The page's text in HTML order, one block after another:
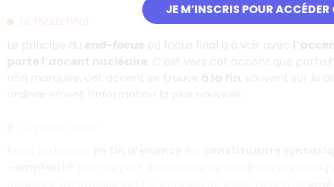
JE M’INSCRIS POUR
Le focus final
Le principe du end-focus ou focus final a à voir avec